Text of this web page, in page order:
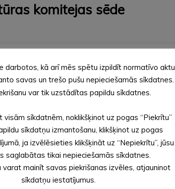
komitejas sēde
sēde.
darbotos, kā arī mēs spētu izpildīt normatīvo aktu
savas un trešo pušu nepieciešamās sīkdatnes.
var tik uzstādītas papildu sīkdatnes.
visām sīkdatnēm, noklikšķinot uz pogas “Piekrītu”
sīkdatņu izmantošanu, klikšķinot uz pogas
ja izvēlēsieties klikšķināt uz “Nepiekrītu”, jūsu
saglabātas tikai nepieciešamās sīkdatnes.
varat mainīt savas piekrišanas izvēles, atjauninot
sīkdatņu iestatījumus.